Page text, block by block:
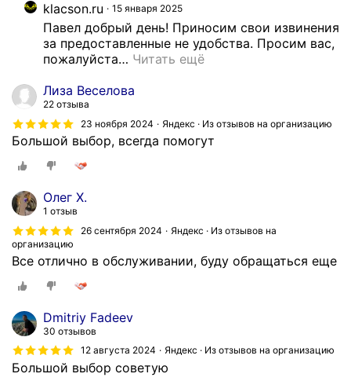
а
з
а
Е
о
в
klacson.ru 15 января 2025
Павел добрый день! Приносим свои извинения
за предоставленные не удобства. Просим вас,
пожалуйста… Читать ещё
Лиза Веселова
22 отзыва
23 ноября 2024
Яндекс · Из отзывов на организацию
Большой выбор, всегда помогут
Олег Х.
1 отзыв
26 сентября 2024
Яндекс · Из отзывов на
организацию
Все отлично в обслуживании, буду обращаться еще
Dmitriy Fadeev
30 отзывов
12 августа 2024
Яндекс · Из отзывов на организацию
Большой выбор советую